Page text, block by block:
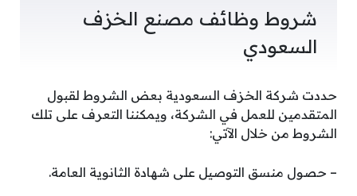
شروط وظائف مصنع الخزف
السعودي
حددت شركة الخزف السعودية بعض الشروط لقبول
المتقدمين للعمل في الشركة، ويمكننا التعرف على تلك
الشروط من خلال الآتي:
– حصول منسق التوصيل على شهادة الثانوية العامة.